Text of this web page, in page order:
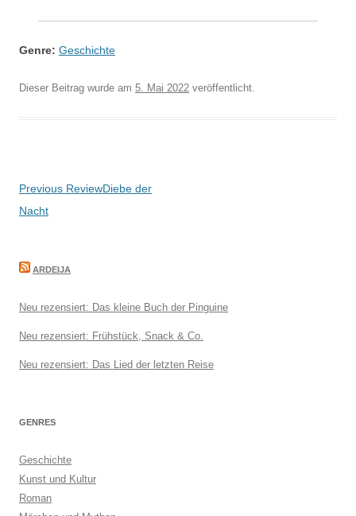
Genre: Geschichte
Dieser Beitrag wurde am 5. Mai 2022 veröffentlicht.
Beitragsnavigation
Previous ReviewDiebe der
Nacht
ARDEIJA
Neu rezensiert: Das kleine Buch der Pinguine
Neu rezensiert: Frühstück, Snack & Co.
Neu rezensiert: Das Lied der letzten Reise
GENRES
Geschichte
Kunst und Kultur
Roman